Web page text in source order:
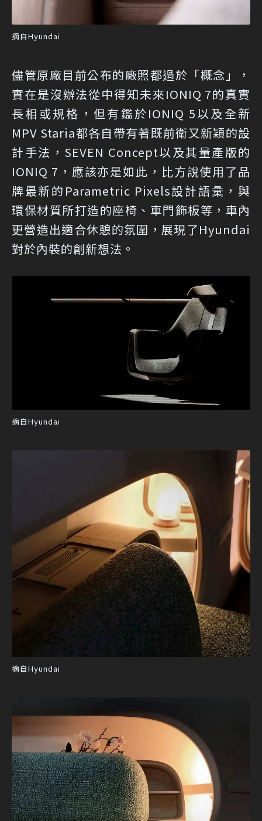
摘自Hyundai
儘管原廠目前公布的廠照都過於「概念」，
實在是沒辦法從中得知未來IONIQ 7的真實
長相或規格，但有鑑於IONIQ 5以及全新
MPV Staria都各自帶有著既前衛又新穎的設
計手法，SEVEN Concept以及其量產版的
IONIQ 7，應該亦是如此，比方說使用了品
牌最新的Parametric Pixels設計語彙，與
環保材質所打造的座椅、車門飾板等，車內
更營造出適合休憩的氛圍，展現了Hyundai
對於內裝的創新想法。
摘自Hyundai
摘自Hyundai